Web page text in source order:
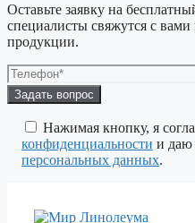
Оставьте заявку на
специалисты свяжутся с
продукции.
Оставьте
это
поле
пустым.
Нажимая кнопку, я
конфиденциальности и даю
персональных данных.